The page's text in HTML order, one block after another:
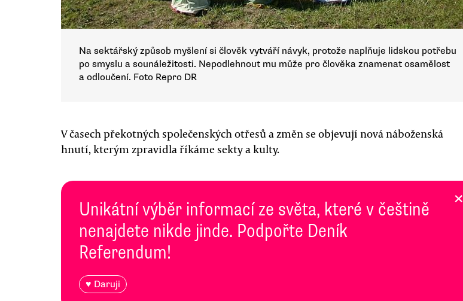
Na sektářský způsob myšlení si člověk vytváří návyk, protože naplňuje lidskou potřebu
po smyslu a sounáležitosti. Nepodlehnout mu může pro člověka znamenat osamělost
a odloučení. Foto Repro DR
V časech překotných společenských otřesů a změn se objevují nová náboženská
hnutí, kterým zpravidla říkáme sekty a kulty.
Unikátní výběr informací ze světa, které v češtině
nenajdete nikde jinde. Podpořte Deník
Referendum!
♥ Daruji
×